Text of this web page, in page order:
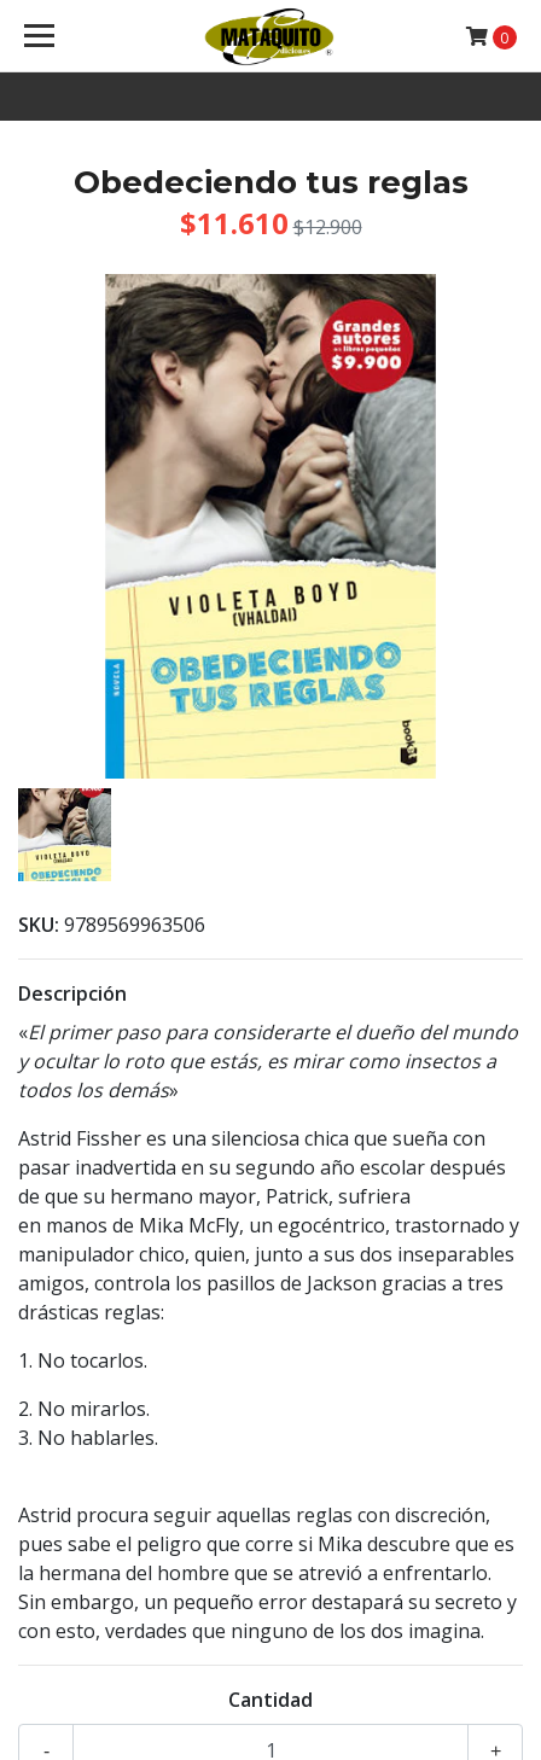
0
Obedeciendo tus reglas
$11.610 $12.900
SKU: 9789569963506
Descripción
«El primer paso para considerarte el dueño del mundo
y ocultar lo roto que estás, es mirar como insectos a
todos los demás»
Astrid Fissher es una silenciosa chica que sueña con
pasar inadvertida en su segundo año escolar después
de que su hermano mayor, Patrick, sufriera
en manos de Mika McFly, un egocéntrico, trastornado y
manipulador chico, quien, junto a sus dos inseparables
amigos, controla los pasillos de Jackson gracias a tres
drásticas reglas:
1. No tocarlos.
2. No mirarlos.
3. No hablarles.
Astrid procura seguir aquellas reglas con discreción,
pues sabe el peligro que corre si Mika descubre que es
la hermana del hombre que se atrevió a enfrentarlo.
Sin embargo, un pequeño error destapará su secreto y
con esto, verdades que ninguno de los dos imagina.
Cantidad
+
-